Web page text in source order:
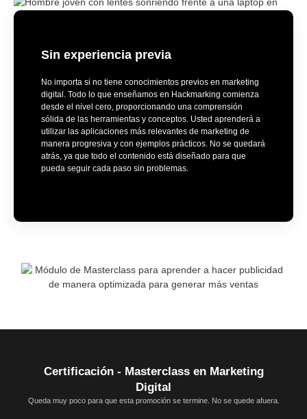
Sin experiencia previa
No importa si no tiene conocimientos previos en marketing
digital. Todo lo que enseñamos en Hackmarking comienza
desde el nivel cero, proporcionando una comprensión
sólida de las herramientas y conceptos. Usted aprenderá a
utilizar las aplicaciones más relevantes de marketing de
manera progresiva y con ejemplos prácticos. No se quedará
atrás, ya que todo el contenido está diseñado para que
pueda seguir cada paso sin problemas.
Certificación - Masterclass en Marketing
Digital
Queda muy poco para que esta promoción se termine. No se quede afuera.